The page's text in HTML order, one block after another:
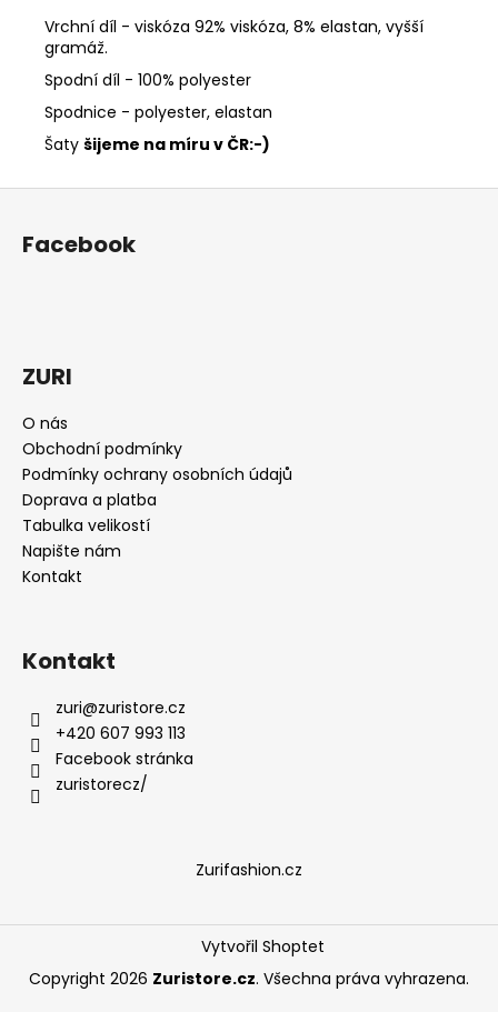
Vrchní díl - viskóza 92% viskóza, 8% elastan, vyšší
gramáž.
Spodní díl - 100% polyester
Spodnice - polyester, elastan
Šaty šijeme na míru v ČR:-)
Facebook
ZURI
O nás
Obchodní podmínky
Podmínky ochrany osobních údajů
Doprava a platba
Tabulka velikostí
Napište nám
Kontakt
Kontakt
zuri@zuristore.cz
+420 607 993 113
Facebook stránka
zuristorecz/
Zurifashion.cz
Vytvořil Shoptet
Copyright 2026 Zuristore.cz. Všechna práva vyhrazena.